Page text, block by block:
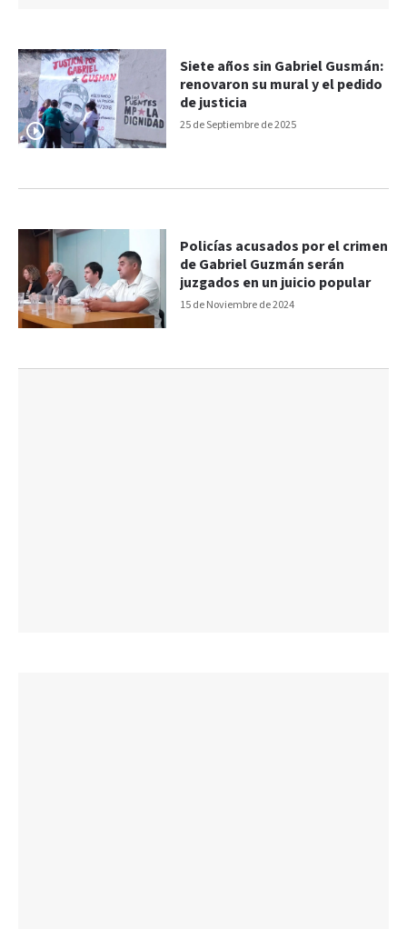
25 de Septiembre de 2025
Siete años sin Gabriel Gusmán:
renovaron su mural y el pedido
de justicia
15 de Noviembre de 2024
Policías acusados por el crimen
de Gabriel Guzmán serán
juzgados en un juicio popular